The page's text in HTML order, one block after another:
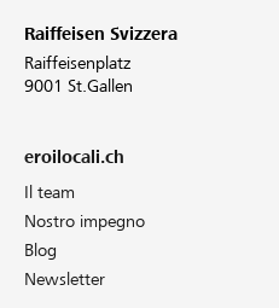
Raiffeisen Svizzera
Raiffeisenplatz
9001 St.Gallen
eroilocali.ch
Il team
Nostro impegno
Blog
Newsletter